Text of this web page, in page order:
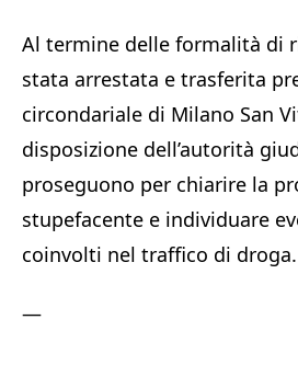
Al termine delle formalità di
stata arrestata e trasferita
circondariale di Milano San
disposizione dell’autorità
proseguono per chiarire la
stupefacente e individuare
coinvolti nel traffico di droga.
—